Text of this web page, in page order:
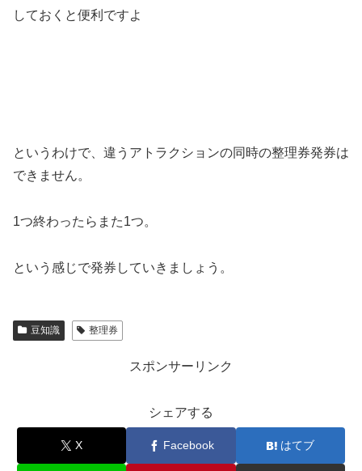
しておくと便利ですよ
というわけで、違うアトラクションの同時の整理券発券は
できません。
1つ終わったらまた1つ。
という感じで発券していきましょう。
豆知識 整理券
スポンサーリンク
シェアする
X Facebook はてブ